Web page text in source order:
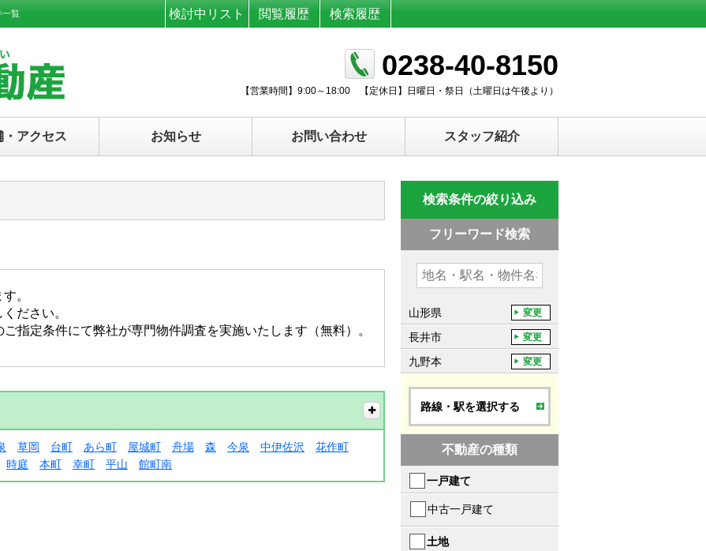
一覧 検討中リスト 閲覧履歴 検索履歴
0238-40-8150
【営業時間】 9:00～18:00 【定休日】 日曜日・祭日（土曜日は午後より）
・アクセス お知らせ お問い合わせ スタッフ紹介
。
ださい。
指定条件にて弊社が専門物件調査を実施いたします（無料）。
草岡 台町 あら町 屋城町 舟場 森 今泉 中伊佐沢
花作町
時庭 本町 幸町 平山 館町南
検索条件の絞り込み
フリーワード検索
山形県 変更
長井市 変更
九野本 変更
路線・駅を選択する
不動産の種類
一戸建て
中古一戸建て
土地